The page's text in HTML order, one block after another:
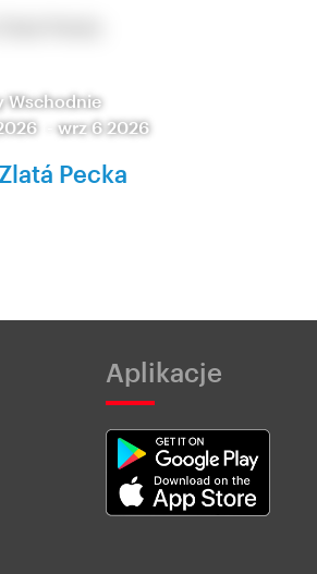
Wschodnie
-wrz 6 2026
Pecka
Aplikacje